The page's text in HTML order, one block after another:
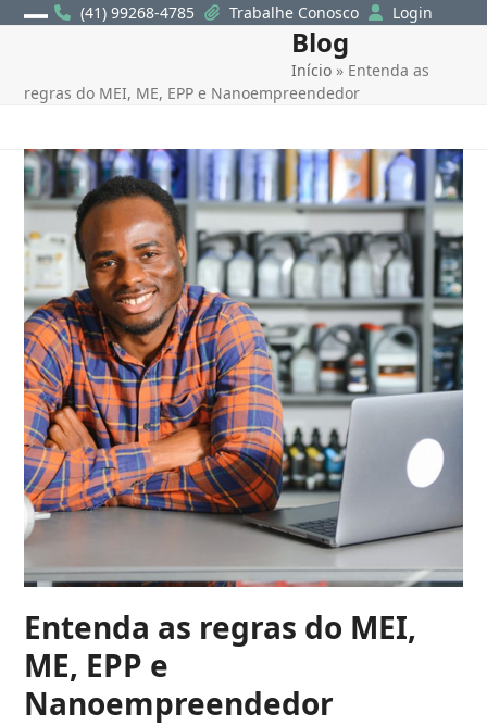
Skip
(41) 99268-4785 Trabalhe Conosco Login
menu
menu
Blog
Início » Entenda as
regras do MEI, ME, EPP e Nanoempreendedor
Entenda as regras do MEI,
ME, EPP e
Nanoempreendedor